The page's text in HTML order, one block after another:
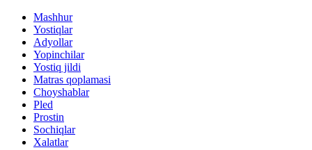
Mashhur
Yostiqlar
Adyollar
Yopinchilar
Yostiq jildi
Matras qoplamasi
Choyshablar
Pled
Prostin
Sochiqlar
Xalatlar